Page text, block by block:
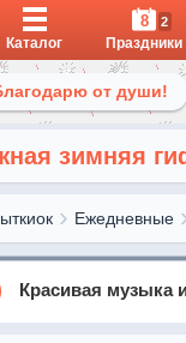
Каталог
8 2
Праздники
от души!
зимняя
Ежедневные
Красивая музыка